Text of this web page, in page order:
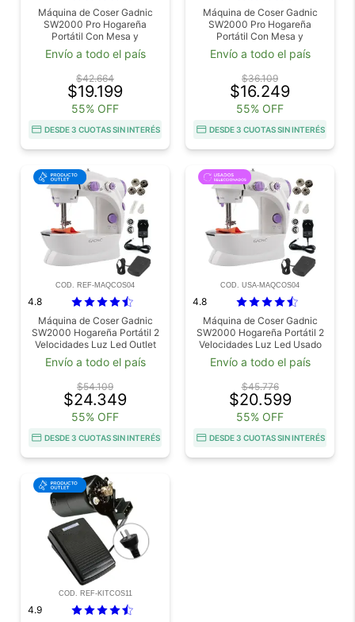
Máquina de Coser Gadnic
SW2000 Pro Hogareña
Portátil Con Mesa y
Accesorios 2 Velocidades Luz
Led Outlet
Envío a todo el país
$42.664
$19.199
55% OFF
DESDE 3 CUOTAS SIN INTERÉS
Máquina de Coser Gadnic
SW2000 Pro Hogareña
Portátil Con Mesa y
Accesorios 2 Velocidades Luz
Led Usado
Envío a todo el país
$36.109
$16.249
55% OFF
DESDE 3 CUOTAS SIN INTERÉS
COD. REF-MAQCOS04
4.8
Máquina de Coser Gadnic
SW2000 Hogareña Portátil 2
Velocidades Luz Led Outlet
Envío a todo el país
$54.109
$24.349
55% OFF
DESDE 3 CUOTAS SIN INTERÉS
COD. USA-MAQCOS04
4.8
Máquina de Coser Gadnic
SW2000 Hogareña Portátil 2
Velocidades Luz Led Usado
Envío a todo el país
$45.776
$20.599
55% OFF
DESDE 3 CUOTAS SIN INTERÉS
COD. REF-KITCOS11
4.9